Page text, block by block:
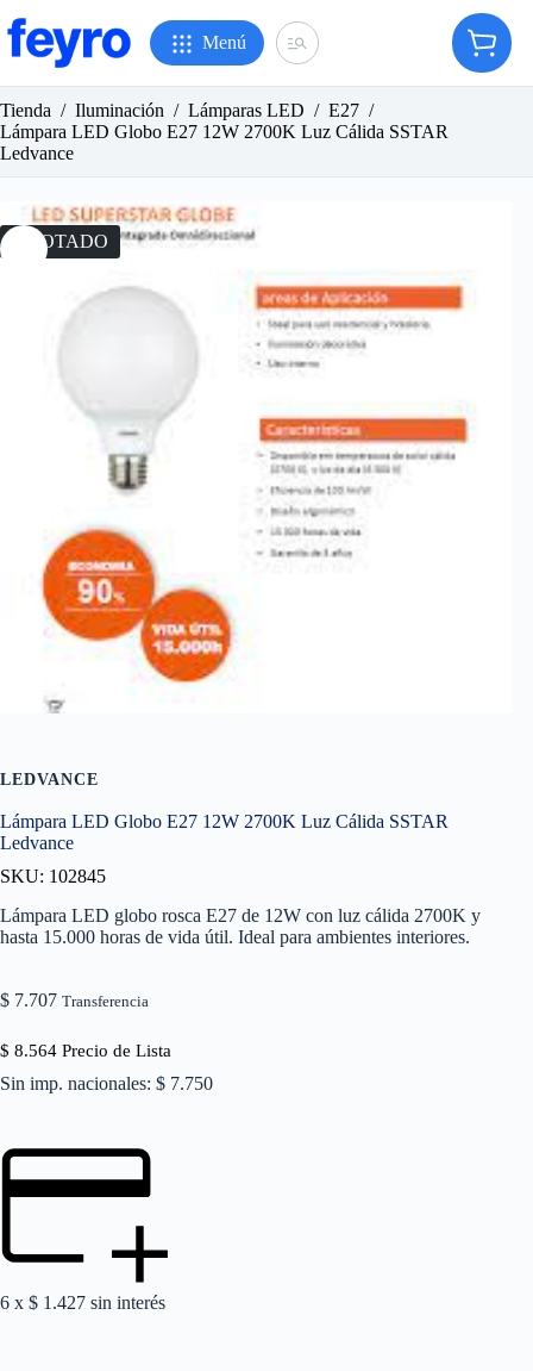
al
contenido
Menú
Carro
de
Tienda / Iluminación / Lámparas LED / E27 /
Lámpara LED Globo E27 12W 2700K Luz Cálida SSTAR
Ledvance
AGOTADO
LEDVANCE
Lámpara LED Globo E27 12W 2700K Luz Cálida SSTAR
Ledvance
SKU: 102845
Lámpara LED globo rosca E27 de 12W con luz cálida 2700K y
hasta 15.000 horas de vida útil. Ideal para ambientes interiores.
$ 7.707 Transferencia
$ 8.564 Precio de Lista
Sin imp. nacionales: $ 7.750
6 x $ 1.427 sin interés